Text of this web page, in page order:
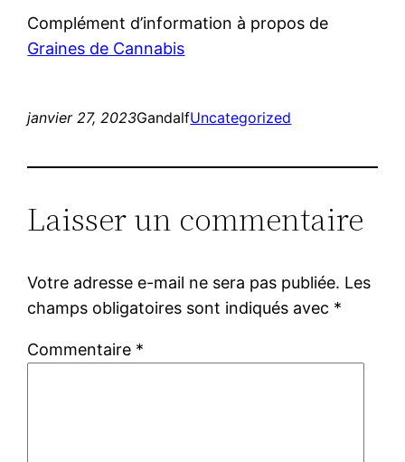
Complément d’information à propos de
Graines de Cannabis
janvier 27, 2023GandalfUncategorized
Laisser un commentaire
Votre adresse e-mail ne sera pas publiée. Les
champs obligatoires sont indiqués avec *
Commentaire *